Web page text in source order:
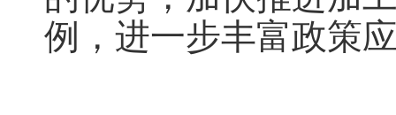
例，进一步丰富政策